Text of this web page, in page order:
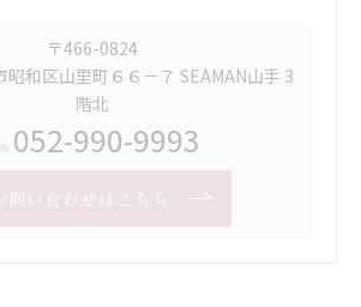
〒466-0824
昭和区山里町６６－７ SEAMAN山手 3
階北
052-990-9993
問い合わせはこちら